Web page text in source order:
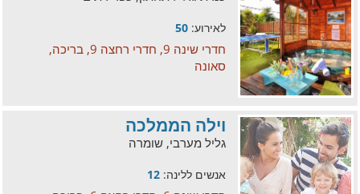
לאירוע: 50
חדרי שינה 9, חדרי רחצה 9, בריכה,
סאונה
וילה הממלכה
גליל מערבי, שומרה
אנשים ללינה: 12